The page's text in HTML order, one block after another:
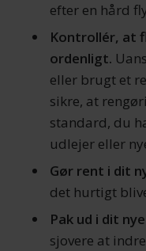
efter en hård
Kontrollér, at
ordenligt.
eller brugt et
sikre, at
standard, du
udlejer eller
Gør rent i dit
det hurtigt
Pak ud i dit
sjovere at